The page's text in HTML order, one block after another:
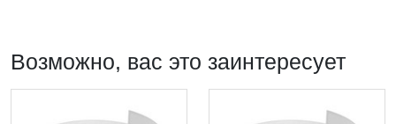
Возможно, вас это заинтересует